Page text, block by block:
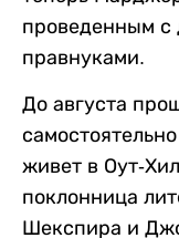
проведенным с
правнуками.
До августа
живет в Оут-
поклонница
Шекспира и